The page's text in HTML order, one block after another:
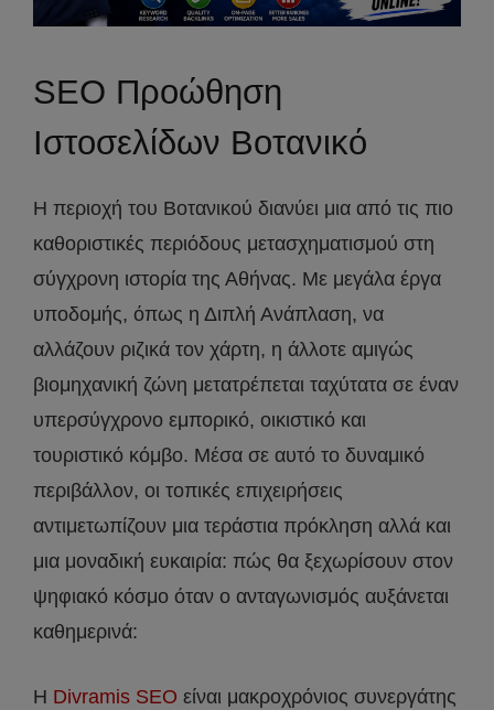
SEO Προώθηση
Ιστοσελίδων Βοτανικό
Η περιοχή του Βοτανικού διανύει μια από τις πιο
καθοριστικές περιόδους μετασχηματισμού στη
σύγχρονη ιστορία της Αθήνας. Με μεγάλα έργα
υποδομής, όπως η Διπλή Ανάπλαση, να
αλλάζουν ριζικά τον χάρτη, η άλλοτε αμιγώς
βιομηχανική ζώνη μετατρέπεται ταχύτατα σε έναν
υπερσύγχρονο εμπορικό, οικιστικό και
τουριστικό κόμβο. Μέσα σε αυτό το δυναμικό
περιβάλλον, οι τοπικές επιχειρήσεις
αντιμετωπίζουν μια τεράστια πρόκληση αλλά και
μια μοναδική ευκαιρία: πώς θα ξεχωρίσουν στον
ψηφιακό κόσμο όταν ο ανταγωνισμός αυξάνεται
καθημερινά:
Η Divramis SEO είναι μακροχρόνιος συνεργάτης